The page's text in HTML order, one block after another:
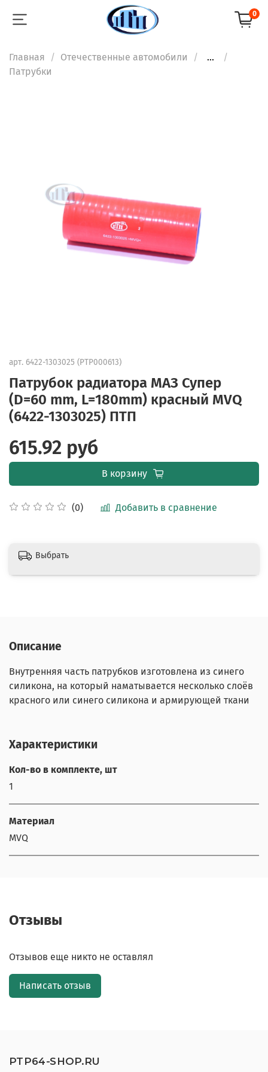
0
Главная Отечественные автомобили
...
Патрубки
арт. 6422-1303025 (PTP000613)
Патрубок радиатора МАЗ Супер
(D=60 mm, L=180mm) красный MVQ
(6422-1303025) ПТП
(0) Добавить в сравнение
615.92 руб
В корзину
Выбрать
Описание
Внутренняя часть патрубков изготовлена из синего
силикона, на который наматывается несколько слоёв
красного или синего силикона и армирующей ткани
Характеристики
Кол-во в комплекте, шт
1
Материал
MVQ
Отзывы
Отзывов еще никто не оставлял
Написать отзыв
PTP64-SHOP.RU